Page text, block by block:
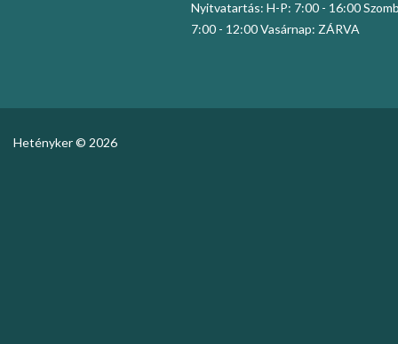
Nyitvatartás: H-P: 7:00 - 16:00
7:00 - 12:00 Vasárnap: ZÁRVA
Hetényker © 2026